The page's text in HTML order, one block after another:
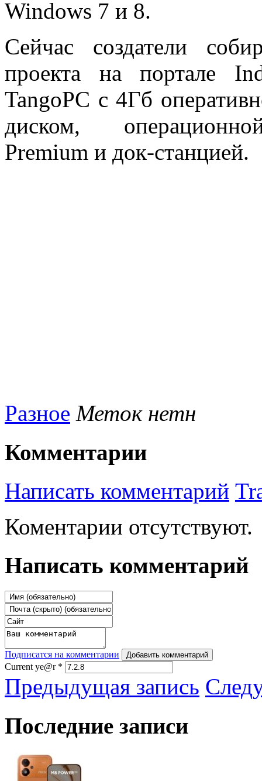
Windows 7 и 8.
Сейчас создатели
проекта на портале
TangoPC с 4Гб
диском,
Premium и док-станцией.
Разное Меток нетн
Комментарии
Написать комментарий
Коментарии отсутствуют.
Написать комментарий
Подписатся на комментарии Добавить комментарий
Current ye@r *
Предыдущая запись
Последние записи